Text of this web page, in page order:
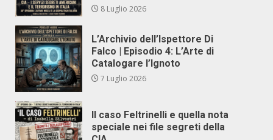
8 Luglio 2026
L’Archivio dell’Ispettore Di
Falco | Episodio 4: L’Arte di
Catalogare l’Ignoto
7 Luglio 2026
Il caso Feltrinelli e quella nota
speciale nei file segreti della